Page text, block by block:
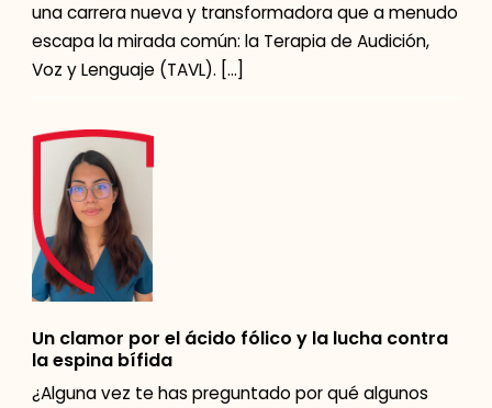
una carrera nueva y transformadora que a menudo
escapa la mirada común: la Terapia de Audición,
Voz y Lenguaje (TAVL). […]
Un clamor por el ácido fólico y la lucha contra
la espina bífida
¿Alguna vez te has preguntado por qué algunos